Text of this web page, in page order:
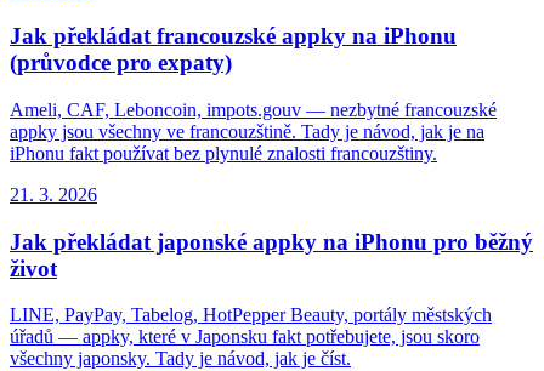
Jak překládat francouzské appky na iPhonu
(průvodce pro expaty)
Ameli, CAF, Leboncoin, impots.gouv — nezbytné francouzské
appky jsou všechny ve francouzštině. Tady je návod, jak je na
iPhonu fakt používat bez plynulé znalosti francouzštiny.
21. 3. 2026
Jak překládat japonské appky na iPhonu pro běžný
život
LINE, PayPay, Tabelog, HotPepper Beauty, portály městských
úřadů — appky, které v Japonsku fakt potřebujete, jsou skoro
všechny japonsky. Tady je návod, jak je číst.